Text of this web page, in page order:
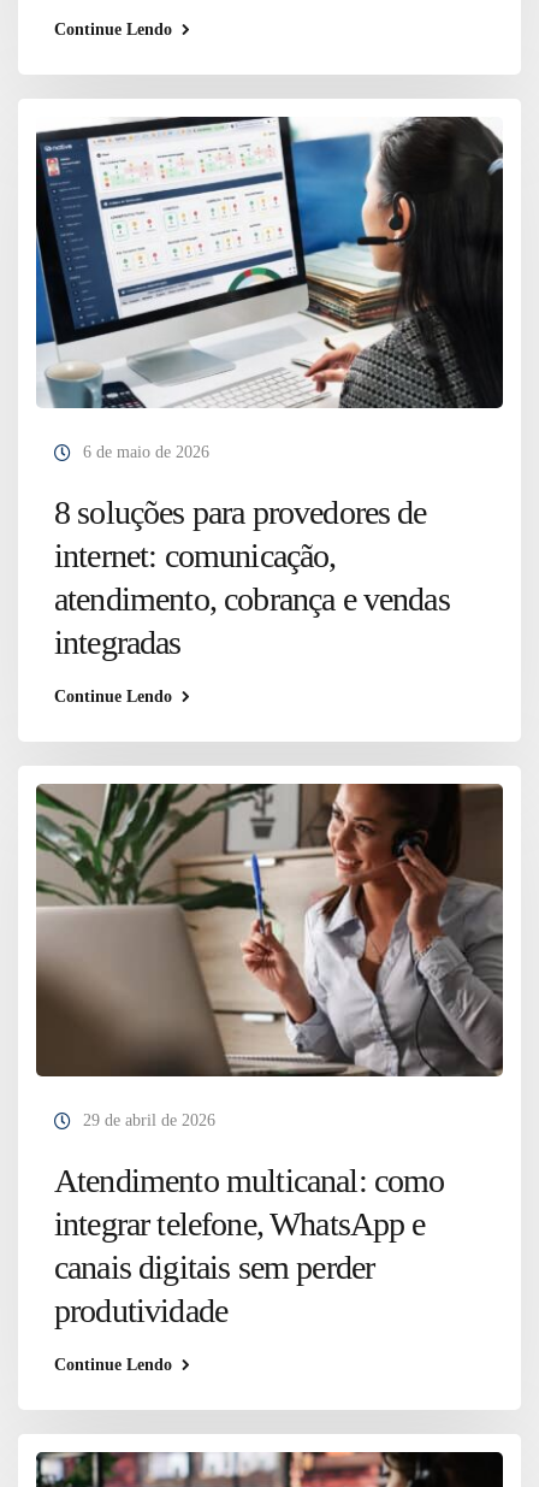
Continue Lendo
6 de maio de 2026
8 soluções para provedores de
internet: comunicação,
atendimento, cobrança e vendas
integradas
Continue Lendo
29 de abril de 2026
Atendimento multicanal: como
integrar telefone, WhatsApp e
canais digitais sem perder
produtividade
Continue Lendo